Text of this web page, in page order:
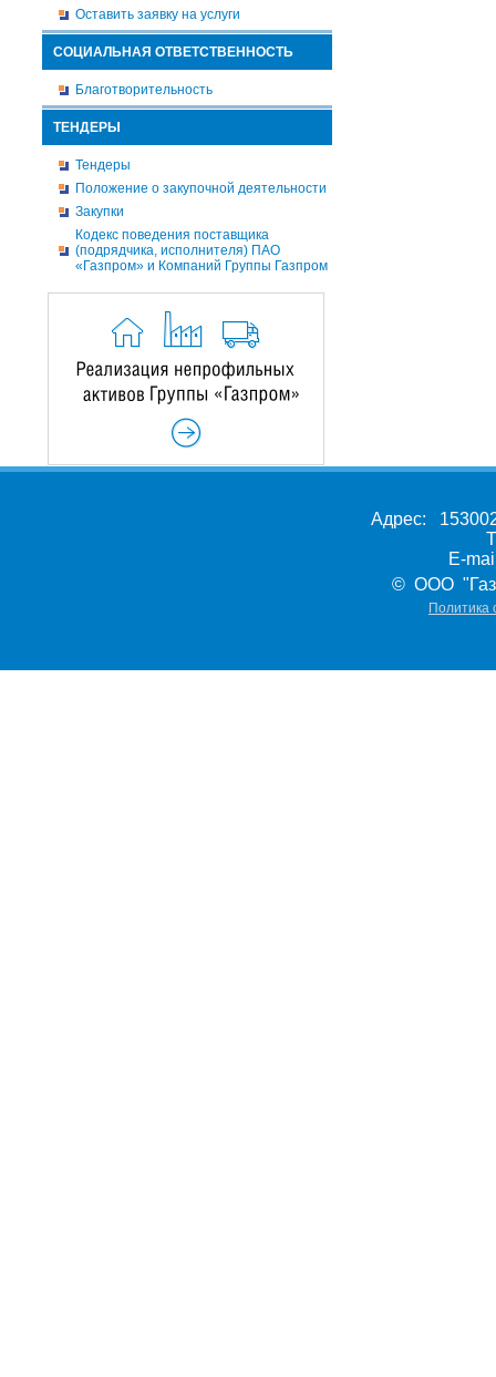
Оставить заявку на услуги
СОЦИАЛЬНАЯ ОТВЕТСТВЕННОСТЬ
Благотворительность
ТЕНДЕРЫ
Тендеры
Положение о закупочной деятельности
Закупки
Кодекс поведения поставщика
(подрядчика, исполнителя) ПАО
«Газпром» и Компаний Группы Газпром
Адрес:
E-
© ООО
Политика